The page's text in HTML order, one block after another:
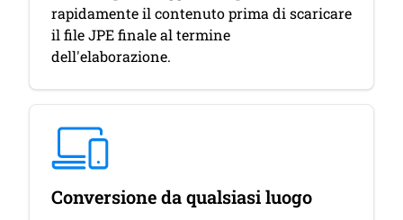
rapidamente il contenuto prima di scaricare
il file JPE finale al termine
dell'elaborazione.
Conversione da qualsiasi luogo